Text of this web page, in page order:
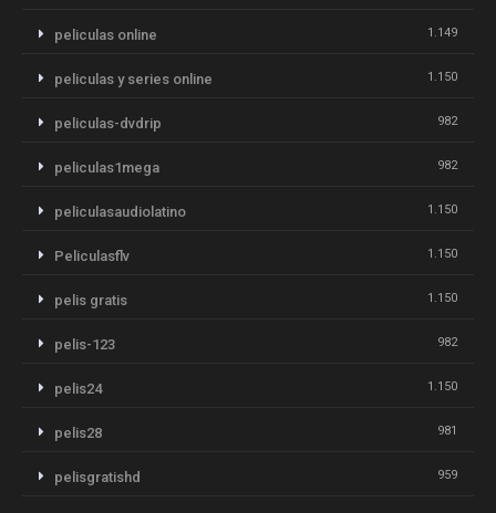
peliculas online 1.149
peliculas y series online 1.150
peliculas-dvdrip 982
peliculas1mega 982
peliculasaudiolatino 1.150
Peliculasflv 1.150
pelis gratis 1.150
pelis-123 982
pelis24 1.150
pelis28 981
pelisgratishd 959